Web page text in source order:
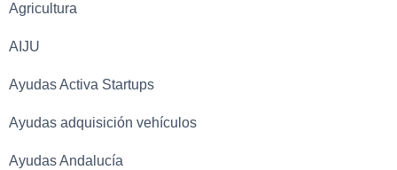
Agricultura
AIJU
Ayudas Activa Startups
Ayudas adquisición vehículos
Ayudas Andalucía